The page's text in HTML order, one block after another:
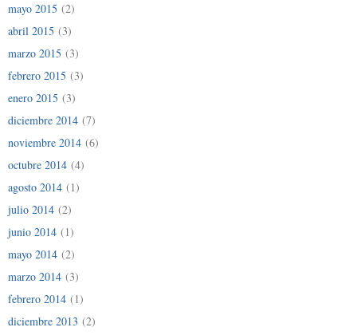
mayo 2015 (2)
abril 2015 (3)
marzo 2015 (3)
febrero 2015 (3)
enero 2015 (3)
diciembre 2014 (7)
noviembre 2014 (6)
octubre 2014 (4)
agosto 2014 (1)
julio 2014 (2)
junio 2014 (1)
mayo 2014 (2)
marzo 2014 (3)
febrero 2014 (1)
diciembre 2013 (2)